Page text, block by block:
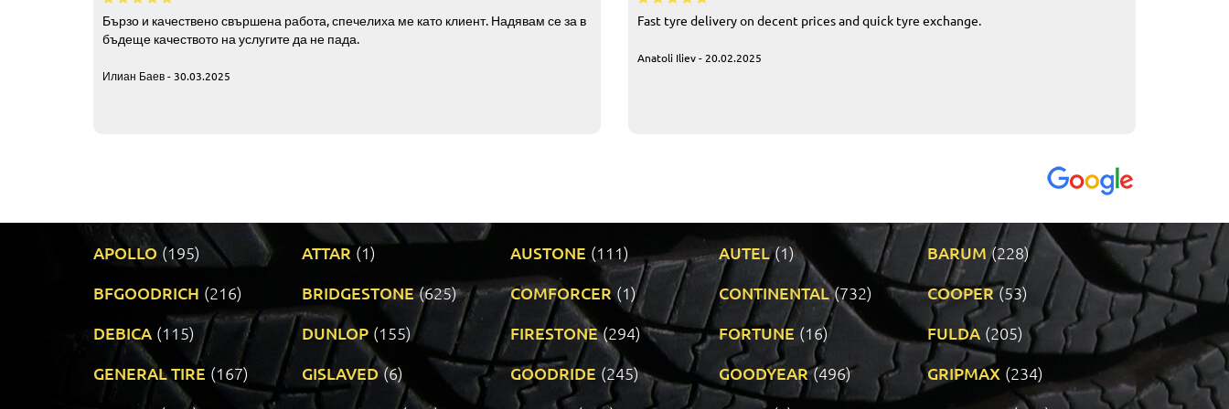
Бързо и качествено свършена работа, спечелиха ме като клиент. Надявам се за в
бъдеще качеството на услугите да не пада.
Илиан Баев - 30.03.2025
Fast tyre delivery on decent prices and quick tyre exchange.
Anatoli Iliev - 20.02.2025
APOLLO (195) ATTAR (1) AUSTONE (111) AUTEL (1) BARUM (228)
BFGOODRICH (216) BRIDGESTONE (625) COMFORCER (1) CONTINENTAL (732) COOPER (53)
DEBICA (115) DUNLOP (155) FIRESTONE (294) FORTUNE (16) FULDA (205)
GENERAL TIRE (167) GISLAVED (6) GOODRIDE (245) GOODYEAR (496) GRIPMAX (234)